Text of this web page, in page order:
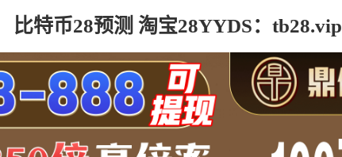
比特币28预测 淘宝28YYDS：tb28.vip